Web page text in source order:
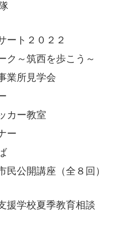
ート２０２２
ク～筑西を歩こう～
業所見学会
カー教室
ー
民公開講座（全８回）
援学校夏季教育相談